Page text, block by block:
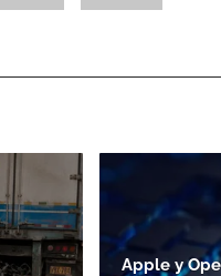
Apple y